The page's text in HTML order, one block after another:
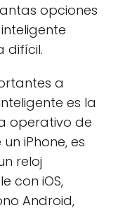
opciones
difícil.
a
es la
operativo de
iPhone, es
reloj
con iOS,
Android,